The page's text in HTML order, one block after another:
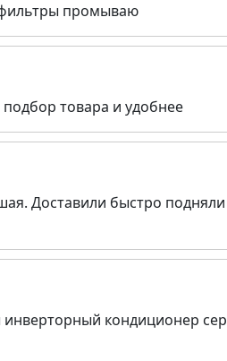
фильтры промываю
товара и удобнее
Доставили быстро
инверторный кондиционер